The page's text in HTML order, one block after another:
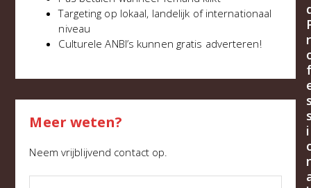
Targeting op lokaal, landelijk of internationaal
niveau
Culturele ANBI’s kunnen gratis adverteren!
Meer weten?
Neem vrijblijvend contact op.
r
f
i